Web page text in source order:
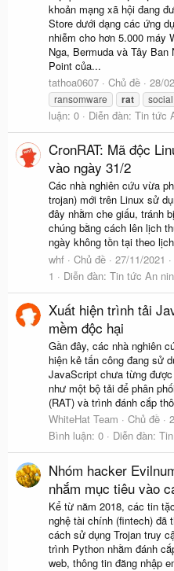
khoản mạng xã hội đang
Store dưới dạng các ứng
nhiễm cho hơn 5.000 máy
Nga, Bermuda và Tây
Point của...
tathoa0607
Chủ đề 28/
ransomware
rat
luận: 0
Diễn đàn: Tin tức
CronRAT: Mã độc
vào ngày 31/2
Các nhà nghiên cứu vừa
trojan) mới trên Linux sử
đây nhằm che giấu, tránh
chúng bằng cách lên lịch
ngày không tồn tại theo
whf
Chủ đề 27/11/2021
1
Diễn đàn: Tin tức An
Xuất hiện trình tải
mềm độc hại
Gần đây, các nhà nghiên
hiện kẻ tấn công đang sử
JavaScript chưa từng
như một bộ tải để phân
(RAT) và trình đánh cắp
WhiteHat Team
Chủ đề
Bình luận: 0 Diễn đàn:
Nhóm hacker
nhắm mục tiêu vào
Kể từ năm 2018, các tin
nghệ tài chính (fintech) đã
cách sử dụng Trojan truy
trình Python nhằm đánh
web, thông tin đăng nhập